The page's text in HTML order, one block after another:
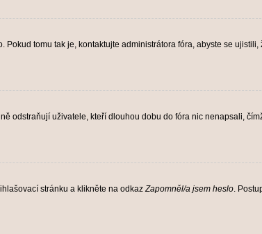
tomu tak je, kontaktujte administrátora fóra, abyste se ujistili,
odstraňují uživatele, kteří dlouhou dobu do fóra nic nenapsali,
stránku a klikněte na odkazZapomněl/a jsem heslo.